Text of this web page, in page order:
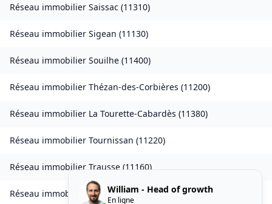
Réseau immobilier Saissac (11310)
Réseau immobilier Sigean (11130)
Réseau immobilier Souilhe (11400)
Réseau immobilier Thézan-des-Corbières (11200)
Réseau immobilier La Tourette-Cabardès (11380)
Réseau immobilier Tournissan (11220)
Réseau immobilier Trausse (11160)
Réseau immobilierTuchan(11350 )
William - Head of growth
En ligne